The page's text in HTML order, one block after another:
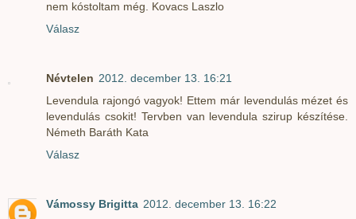
nem kóstoltam még. Kovacs Laszlo
Válasz
Névtelen 2012. december 13. 16:21
Levendula rajongó vagyok! Ettem már levendulás mézet és
levendulás csokit! Tervben van levendula szirup készítése.
Németh Baráth Kata
Válasz
Vámossy Brigitta 2012. december 13. 16:22